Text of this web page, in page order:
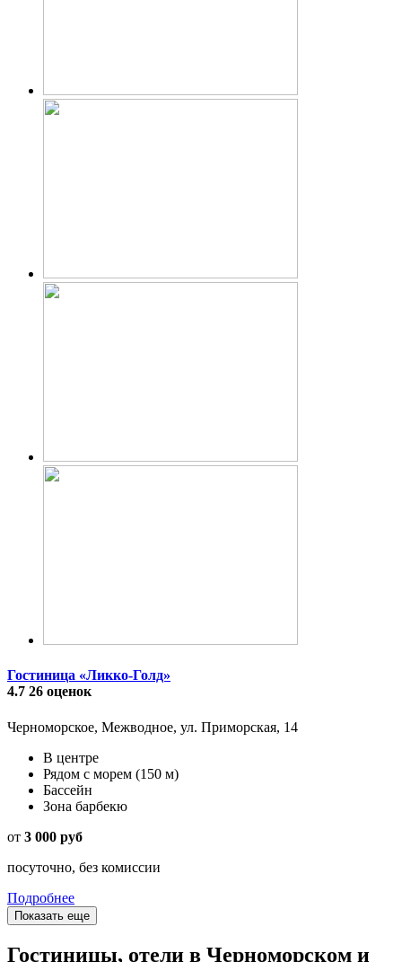
Гостиница «Ликко-Голд»
4.7 26 оценок
Черноморское, Межводное, ул. Приморская, 14
В центре
Рядом с морем (150 м)
Бассейн
Зона барбекю
от 3 000 руб
посуточно, без комиссии
Подробнее
Показать еще
Гостиницы, отели в Черноморском и